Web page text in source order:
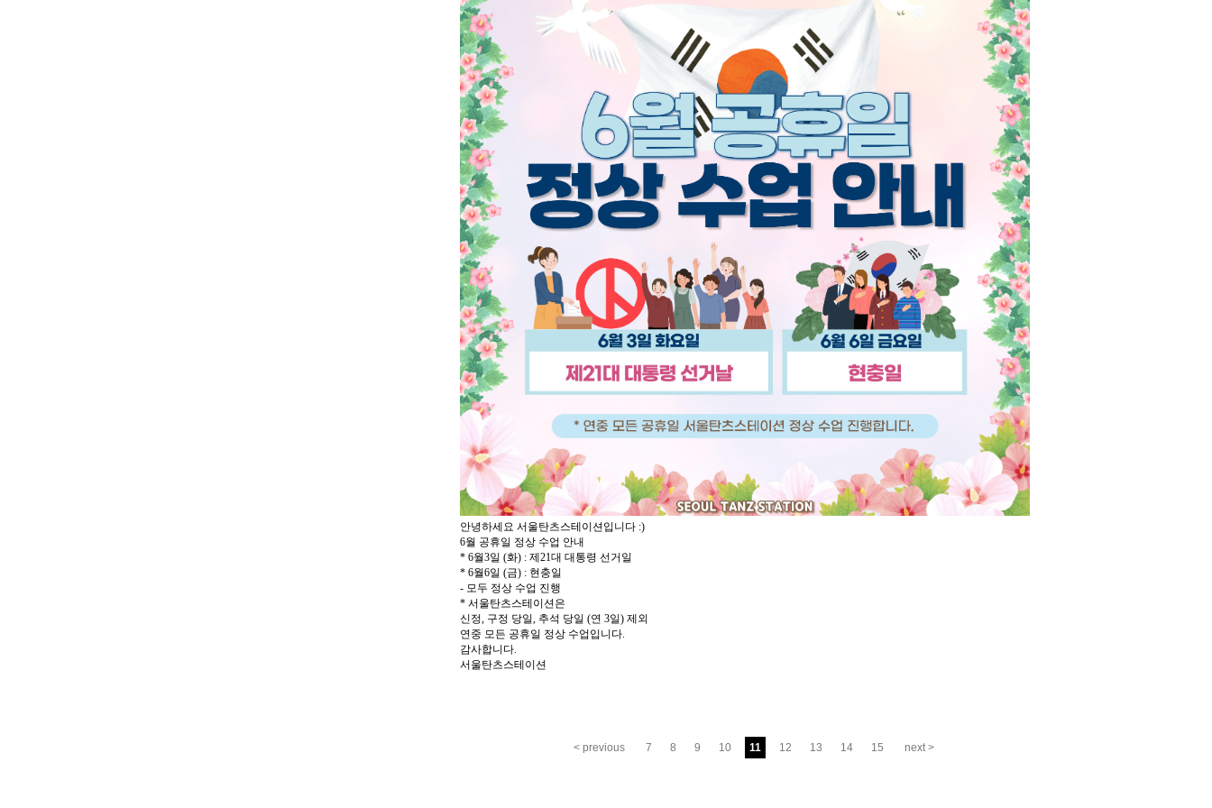
안녕하세요 서울탄츠스테이션입니다 :)
6월 공휴일 정상 수업 안내
* 6월3일 (화) : 제21대 대통령 선거일
* 6월6일 (금) : 현충일
- 모두 정상 수업 진행
* 서울탄츠스테이션은
신정, 구정 당일, 추석 당일 (연 3일) 제외
연중 모든 공휴일 정상 수업입니다.
감사합니다.
서울탄츠스테이션
< previous 7 8 9 10 11 12 13 14 15 next >